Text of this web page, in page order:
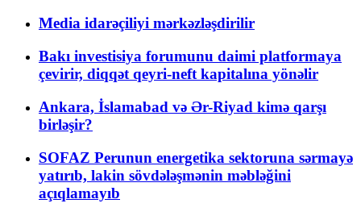
Media idarəçiliyi mərkəzləşdirilir
Bakı investisiya forumunu daimi platformaya
çevirir, diqqət qeyri-neft kapitalına yönəlir
Ankara, İslamabad və Ər-Riyad kimə qarşı
birləşir?
SOFAZ Perunun energetika sektoruna sərmayə
yatırıb, lakin sövdələşmənin məbləğini
açıqlamayıb